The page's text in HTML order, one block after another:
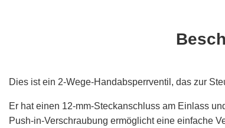
Dies ist ein 2-Wege-Handabsperrventil, das zur
Er hat einen 12-mm-Steckanschluss am Einlass
Push-in-Verschraubung ermöglicht eine einfache